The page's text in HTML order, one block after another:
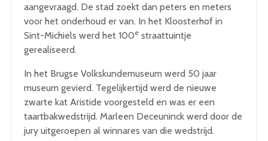
aangevraagd. De stad zoekt dan peters en meters
voor het onderhoud er van. In het Kloosterhof in
Sint-Michiels werd het 100e straattuintje
gerealiseerd.
In het Brugse Volkskundemuseum werd 50 jaar
museum gevierd. Tegelijkertijd werd de nieuwe
zwarte kat Aristide voorgesteld en was er een
taartbakwedstrijd. Marleen Deceuninck werd door de
jury uitgeroepen al winnares van die wedstrijd.